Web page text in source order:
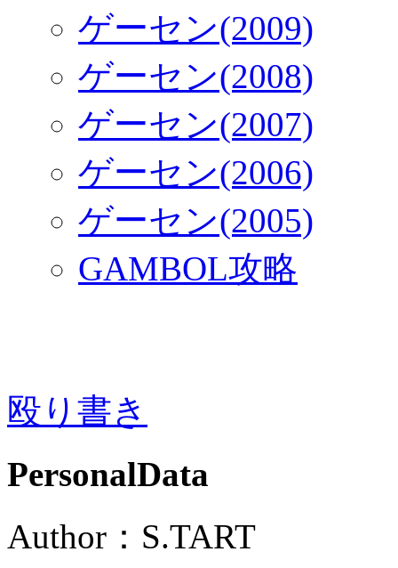
ゲーセン(2009)
ゲーセン(2008)
ゲーセン(2007)
ゲーセン(2006)
ゲーセン(2005)
GAMBOL攻略
殴り書き
PersonalData
Author：S.TART